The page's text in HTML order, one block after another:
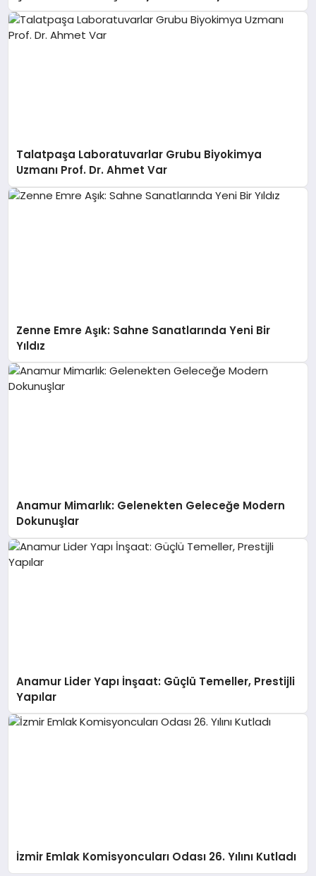
Talatpaşa Laboratuvarlar Grubu Biyokimya
Uzmanı Prof. Dr. Ahmet Var
Zenne Emre Aşık: Sahne Sanatlarında Yeni Bir
Yıldız
Anamur Mimarlık: Gelenekten Geleceğe Modern
Dokunuşlar
Anamur Lider Yapı İnşaat: Güçlü Temeller, Prestijli
Yapılar
İzmir Emlak Komisyoncuları Odası 26. Yılını Kutladı